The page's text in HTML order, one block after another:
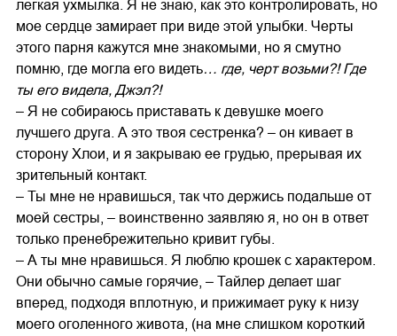
легкая ухмылка. Я не знаю, как это контролировать, но
мое сердце замирает при виде этой улыбки. Черты
этого парня кажутся мне знакомыми, но я смутно
помню, где могла его видеть… где, черт возьми?! Где
ты его видела, Джэл?!
– Я не собираюсь приставать к девушке моего
лучшего друга. А это твоя сестренка? – он кивает в
сторону Хлои, и я закрываю ее грудью, прерывая их
зрительный контакт.
– Ты мне не нравишься, так что держись подальше от
моей сестры, – воинственно заявляю я, но он в ответ
только пренебрежительно кривит губы.
– А ты мне нравишься. Я люблю крошек с характером.
Они обычно самые горячие, – Тайлер делает шаг
вперед, подходя вплотную, и прижимает руку к низу
моего оголенного живота, (на мне слишком короткий